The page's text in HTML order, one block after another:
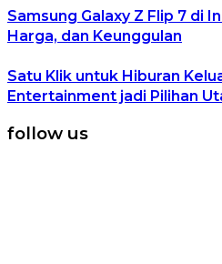
Samsung Galaxy Z Flip 7 di
Harga, dan Keunggulan
Satu Klik untuk Hiburan
Entertainment jadi Pilihan
follow us